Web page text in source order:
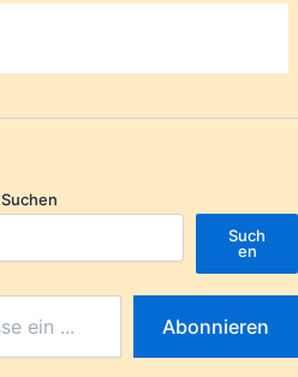
Suchen
Such
en
Abonnieren